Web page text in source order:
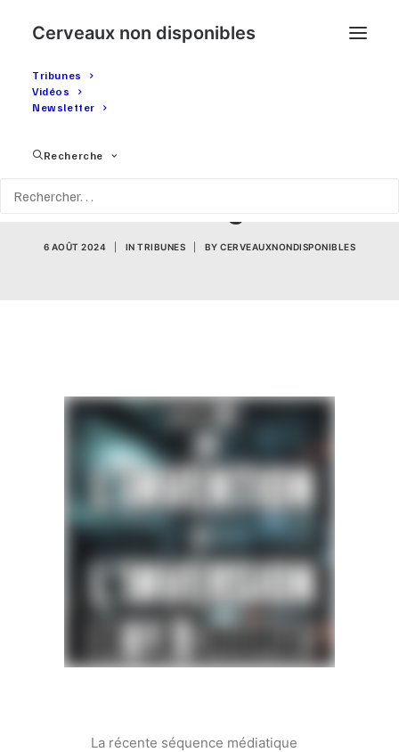
Cerveaux non disponibles
Tribunes
Vidéos
Newsletter
Recherche
la charge à l'inversion de
6 AOÛT 2024 INTRIBUNES BYCERVEAUXNONDISPONIBLES
La récente séquence médiatique